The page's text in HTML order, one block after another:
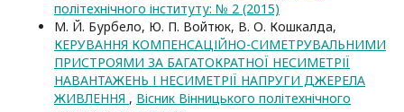
політехнічного інституту: № 2 (2015)
М. Й. Бурбело, Ю. П. Войтюк, В. О. Кошкалда,
КЕРУВАННЯ КОМПЕНСАЦІЙНО-СИМЕТРУВАЛЬНИМИ
ПРИСТРОЯМИ ЗА БАГАТОКРАТНОЇ НЕСИМЕТРІЇ
НАВАНТАЖЕНЬ І НЕСИМЕТРІЇ НАПРУГИ ДЖЕРЕЛА
ЖИВЛЕННЯ , Вісник Вінницького політехнічного